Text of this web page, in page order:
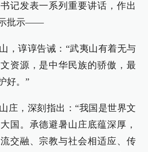
记发表一系列重要讲话，作出
批示——
，谆谆告诫：“武夷山有着无与
资源，是中华民族的骄傲，最
好。”
庄，深刻指出：“我国是世界文
国。承德避暑山庄底蕴深厚，
交融、宗教与社会相适应、传